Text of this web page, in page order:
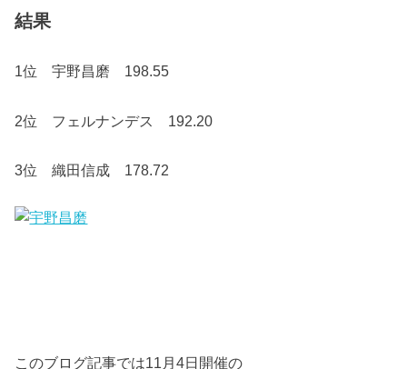
結果
1位 宇野昌磨 198.55
2位 フェルナンデス 192.20
3位 織田信成 178.72
このブログ記事では11月4日開催の